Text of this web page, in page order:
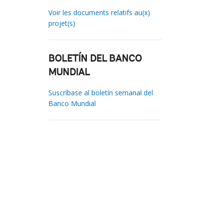
Voir les documents relatifs au(x)
projet(s)
BOLETÍN DEL BANCO
MUNDIAL
Suscríbase al boletín semanal del
Banco Mundial